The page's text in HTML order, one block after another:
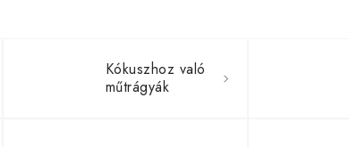
Kókuszhoz való
műtrágyák